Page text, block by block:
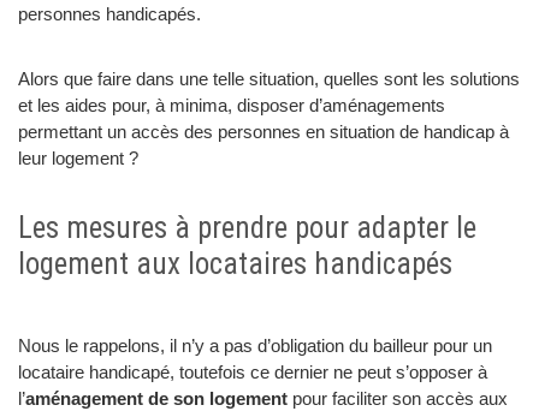
personnes handicapés.
Alors que faire dans une telle situation, quelles sont les solutions
et les aides pour, à minima, disposer d’aménagements
permettant un accès des personnes en situation de handicap à
leur logement ?
Les mesures à prendre pour adapter le
logement aux locataires handicapés
Nous le rappelons, il n’y a pas d’obligation du bailleur pour un
locataire handicapé, toutefois ce dernier ne peut s’opposer à
l’aménagement de son logement pour faciliter son accès aux